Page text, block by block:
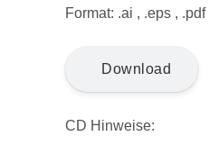
Format: .ai , .eps , .pdf
Download
CD Hinweise: